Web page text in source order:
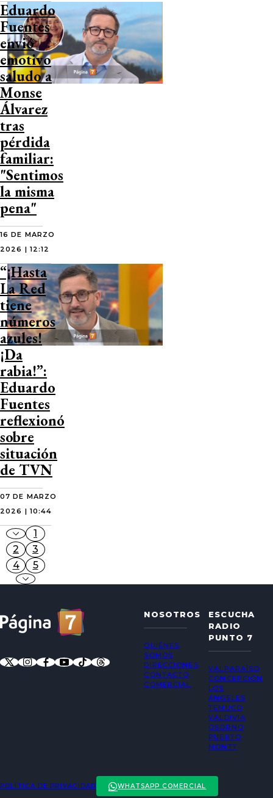
Eduardo
Fuentes
envió
emotivo
saludo a
Monse
Álvarez
tras
pérdida
familiar:
"Sentimos
la misma
pena"
16 DE MARZO
2026 | 12:12
“¡Hasta
La Red
tiene
números
azules!
¡Da
rabia!”:
Eduardo
Fuentes
reflexionó
sobre
situación
de TVN
07 DE MARZO
2026 | 10:44
1
2
3
4
5
NOSOTROS
QUIÉNES
SOMOS
DIRECCIONES
CONTACTO
COMERCIAL
ESCUCHA
RADIO
PUNTO 7
VALPARAÍSO
CONCEPCIÓN
LOS
ÁNGELES
TEMUCO
VALDIVIA
OSORNO
PUERTO
MONTT
POLÍTICA DE PRIVACIDAD WHATSAPP COMERCIAL